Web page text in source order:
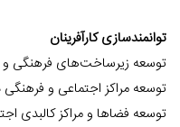
توانمندسازی کارآفرینان
توسعه زیرساخت‌های فرهنگی و
توسعه مراکز اجتماعی و
توسعه فضاها و مراکز کالبدی